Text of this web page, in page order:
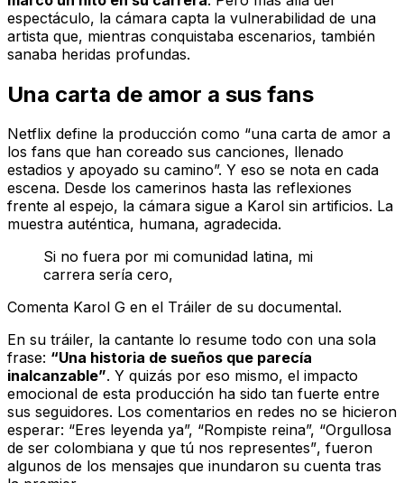
espectáculo, la cámara capta la vulnerabilidad de una
artista que, mientras conquistaba escenarios, también
sanaba heridas profundas.
Una carta de amor a sus fans
Netflix define la producción como “una carta de amor a
los fans que han coreado sus canciones, llenado
estadios y apoyado su camino”. Y eso se nota en cada
escena. Desde los camerinos hasta las reflexiones
frente al espejo, la cámara sigue a Karol sin artificios. La
muestra auténtica, humana, agradecida.
Si no fuera por mi comunidad latina, mi
carrera sería cero,
Comenta Karol G en el Tráiler de su documental.
En su tráiler, la cantante lo resume todo con una sola
frase: “Una historia de sueños que parecía
inalcanzable”. Y quizás por eso mismo, el impacto
emocional de esta producción ha sido tan fuerte entre
sus seguidores. Los comentarios en redes no se hicieron
esperar: “Eres leyenda ya”, “Rompiste reina”, “Orgullosa
de ser colombiana y que tú nos representes”, fueron
algunos de los mensajes que inundaron su cuenta tras